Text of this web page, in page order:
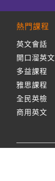
熱門課程
英文會話
開口溜英文
多益課程
雅思課程
全民英檢
商用英文